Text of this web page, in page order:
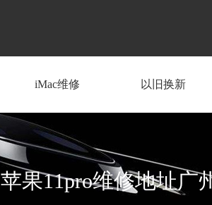
iMac维修 以旧换新
苹果11pro维修地址广